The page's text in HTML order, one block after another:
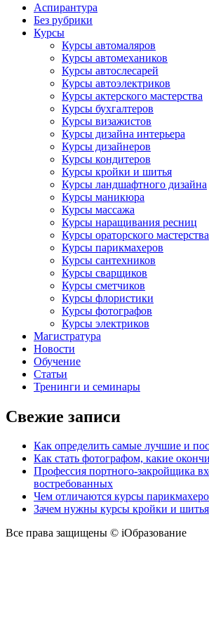
Аспирантура
Без рубрики
Курсы
Курсы автомаляров
Курсы автомехаников
Курсы автослесарей
Курсы автоэлектриков
Курсы актерского мастерства
Курсы бухгалтеров
Курсы визажистов
Курсы дизайна интерьера
Курсы дизайнеров
Курсы кондитеров
Курсы кройки и шитья
Курсы ландшафтного дизайна
Курсы маникюра
Курсы массажа
Курсы наращивания ресниц
Курсы ораторского мастерства
Курсы парикмахеров
Курсы сантехников
Курсы сварщиков
Курсы сметчиков
Курсы флористики
Курсы фотографов
Курсы электриков
Магистратура
Новости
Обучение
Статьи
Тренинги и семинары
Свежие записи
Как определить самые лучшие и
Как стать фотографом, какие
Профессия портного-закройщика
востребованных
Чем отличаются курсы
Зачем нужны курсы кройки и шитья
Все права защищены © iОбразование